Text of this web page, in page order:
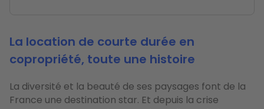
La location de courte durée en
copropriété, toute une histoire
La diversité et la beauté de ses paysages font de la
France une destination star. Et depuis la crise